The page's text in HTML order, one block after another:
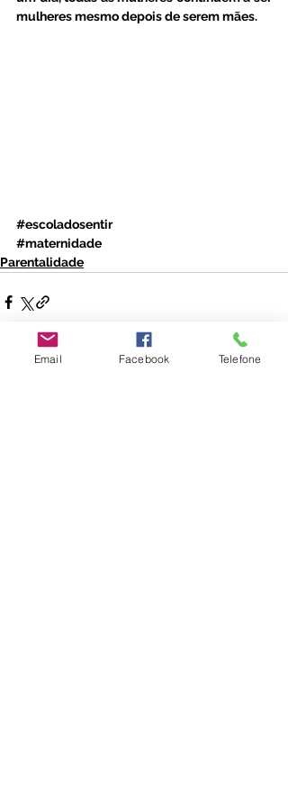
mulheres mesmo depois de serem mães.
#escoladosentir
#maternidade
Parentalidade
Email Facebook Telefone